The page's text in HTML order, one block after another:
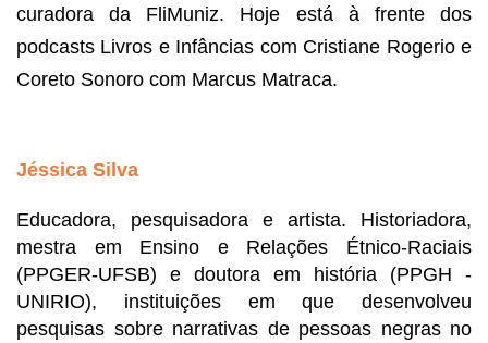
curadora da FliMuniz. Hoje está à frente dos
podcasts Livros e Infâncias com Cristiane Rogerio e
Coreto Sonoro com Marcus Matraca.
Jéssica Silva
Educadora, pesquisadora e artista. Historiadora,
mestra em Ensino e Relações Étnico-Raciais
(PPGER-UFSB) e doutora em história (PPGH -
UNIRIO), instituições em que desenvolveu
pesquisas sobre narrativas de pessoas negras no